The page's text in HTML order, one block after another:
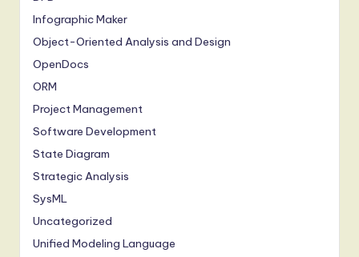
Infographic Maker
Object-Oriented Analysis and Design
OpenDocs
ORM
Project Management
Software Development
State Diagram
Strategic Analysis
SysML
Uncategorized
Unified Modeling Language